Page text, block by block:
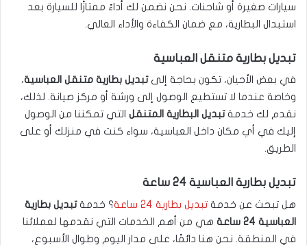
سيارات صغيرة أو شاحنات. نحن نضمن لك أداءً ممتازًا للسيارة بعد
استبدال البطارية، مع ضمان الكفاءة والأداء العالي.
تبديل بطارية متنقل العباسية
في بعض الأحيان، تكون بحاجة إلىتبديل بطارية متنقل العباسية،
وخاصة عندما لا تستطيع الوصول إلى ورشة أو مركز صيانة. لذلك،
نقدم لك خدمةتبديل البطارية المتنقل التي تمكننا من الوصول
إليك في أي مكان داخل العباسية، سواء كنت في منزلك أو على
الطريق.
تبديل بطارية العباسية 24 ساعة
هل تبحث عن خدمة تبديل بطارية 24 ساعة ؟ خدمةتبديل بطارية
العباسية 24 ساعة
هي من أهم الخدمات التي نقدمها لعملائنا
في المنطقة. نحن هنا دائمًا، على مدار اليوم وطوال الأسبوع،